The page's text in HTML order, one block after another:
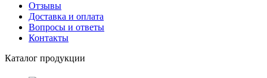
Отзывы
Доставка и оплата
Вопросы и ответы
Контакты
Каталог продукции